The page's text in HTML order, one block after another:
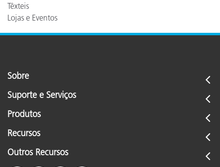
Têxteis
Lojas e Eventos
Sobre
Suporte e Serviços
Produtos
Recursos
Outros Recursos